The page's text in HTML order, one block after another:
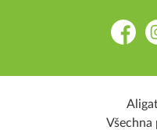
Všechna